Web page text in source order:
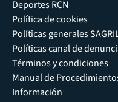
Deportes RCN
Política de cookies
Políticas generales
Políticas canal de
Términos y condiciones
Manual de
Información